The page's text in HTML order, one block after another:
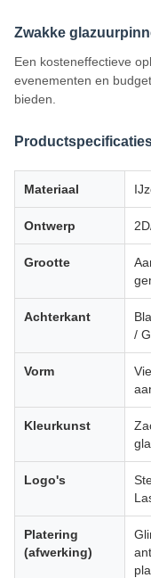
Zwakke
Een kosteneffectieve
evenementen en
bieden.
Materiaal
Ontwerp
Grootte
Achterkant
/
Vorm
Kleurkunst
Logo's
Platering
(afwerking)